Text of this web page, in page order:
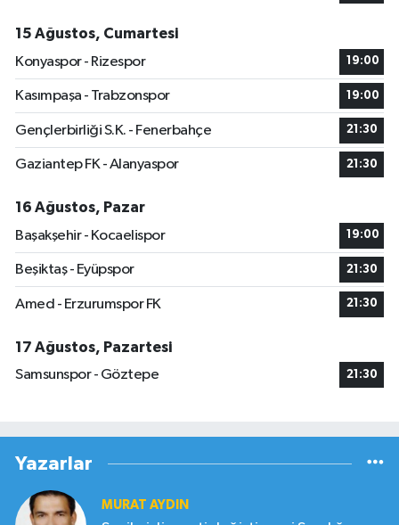
15 Ağustos, Cumartesi
Konyaspor - Rizespor
19:00
Kasımpaşa - Trabzonspor 19:00
Gençlerbirliği S.K. - Fenerbahçe 21:30
Gaziantep FK - Alanyaspor 21:30
16 Ağustos, Pazar
Başakşehir - Kocaelispor
19:00
Beşiktaş - Eyüpspor 21:30
Amed - Erzurumspor FK 21:30
17 Ağustos, Pazartesi
Samsunspor - Göztepe
21:30
Yazarlar
MURAT AYDIN